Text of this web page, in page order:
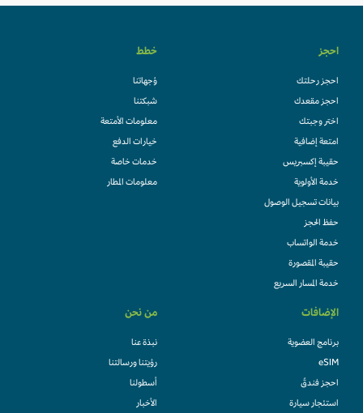
احجز
احجز رحلتك
احجز مقعدك
اختر وجبتك
امتعة إضافية
حقيبة إكسبريس
خدمة الأولوية
بيانات تسجيل الوصول
حفظ الحجز
خدمة الواتساب
حقيبة المقصورة
خدمة المسار السريع
خطط
وُجهاتنا
شبكتنا
معلومات الأمتعة
خيارات الدفع
خدمات خاصة
معلومات المطار
الإضافات
برنامج العضوية
eSIM
احجز فندقً
استئجار سيارة
من نحن
نبذة عنا
رؤيتنا ورسالتنا
أسطولنا
الأخبار